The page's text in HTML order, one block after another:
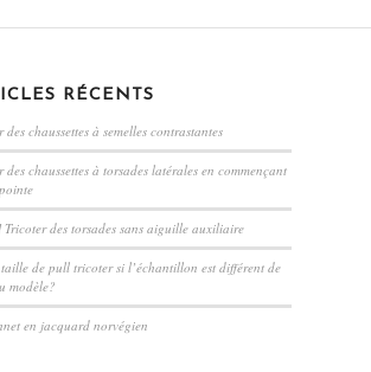
RÉCENTS
des chaussettes à semelles contrastantes
des chaussettes à torsades latérales en commençant
des torsades sans aiguille auxiliaire
de pull tricoter si l’échantillon est différent de
modèle?
en jacquard norvégien